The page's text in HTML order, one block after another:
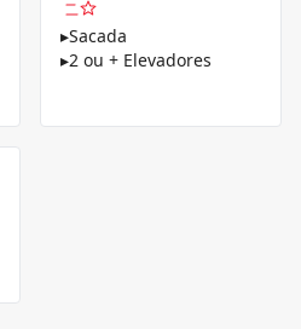
▸Sacada
▸2 ou + Elevadores